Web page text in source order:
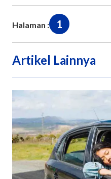
Halaman : 1
Artikel Lainnya